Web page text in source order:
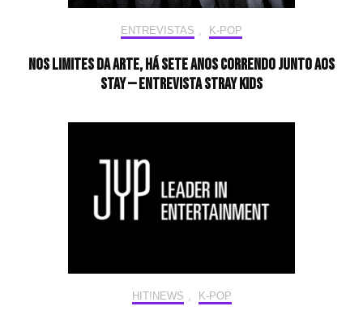
ENTREVISTAS , K-POP
Nos limites da arte, há sete anos correndo junto aos
STAY — Entrevista Stray Kids
HIT!NEWS K-POP